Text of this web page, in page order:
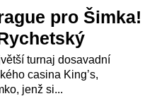
pro Šimka!
turnaj dosavadní
casina King’s,
jenž si...